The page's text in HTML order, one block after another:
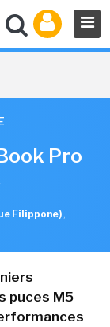
Pro
Filippone) ,
puces M5